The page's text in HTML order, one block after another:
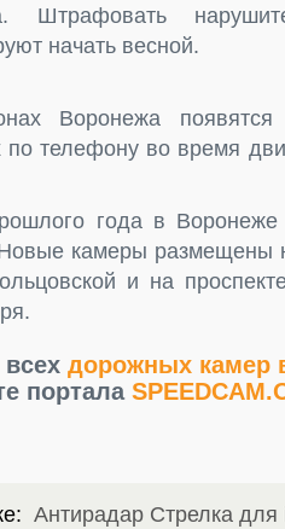
Штрафовать
начать весной.
Воронежа появятся
по телефону во время
года в Воронеже
камеры размещены
и на
дорожных камер
портала
Антирадар Стрелка для